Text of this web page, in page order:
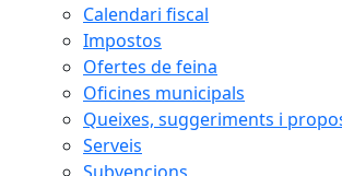
Calendari fiscal
Impostos
Ofertes de feina
Oficines municipals
Queixes, suggeriments i
Serveis